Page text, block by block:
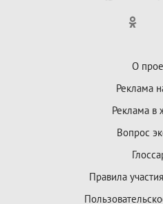
О
Реклама
Реклама в
Вопрос
Правила